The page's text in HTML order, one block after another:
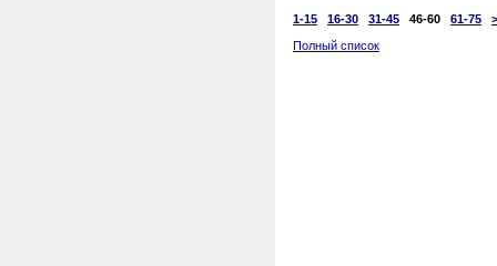
1-15
16-30 31-45 46-60 61-75
Полный список